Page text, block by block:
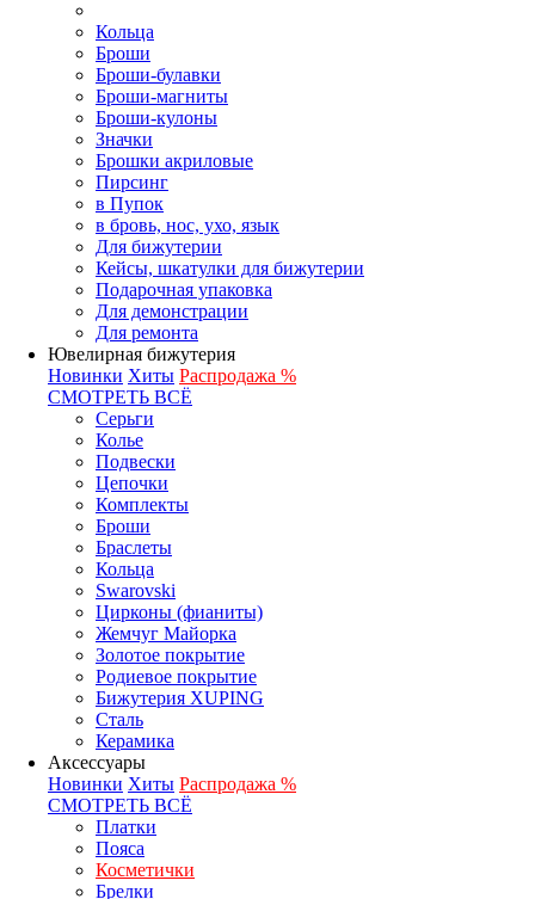
Кольца
Броши
Броши-булавки
Броши-магниты
Броши-кулоны
Значки
Брошки акриловые
Пирсинг
в Пупок
в бровь, нос, ухо, язык
Для бижутерии
Кейсы, шкатулки для бижутерии
Подарочная упаковка
Для демонстрации
Для ремонта
Ювелирная бижутерия
Новинки Хиты Распродажа %
СМОТРЕТЬ ВСЁ
Серьги
Колье
Подвески
Цепочки
Комплекты
Броши
Браслеты
Кольца
Swarovski
Цирконы (фианиты)
Жемчуг Майорка
Золотое покрытие
Родиевое покрытие
Бижутерия XUPING
Сталь
Керамика
Аксессуары
Новинки Хиты Распродажа %
СМОТРЕТЬ ВСЁ
Платки
Пояса
Косметички
Брелки